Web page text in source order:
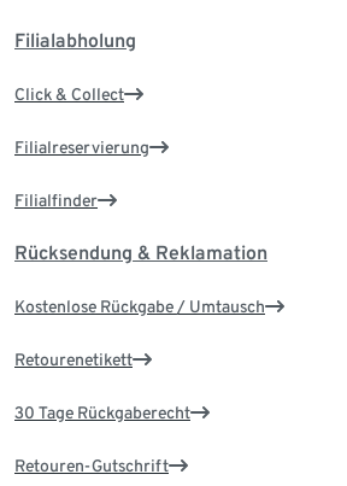
Filialabholung
Click & Collect
Filialreservierung
Filialfinder
Rücksendung & Reklamation
Kostenlose Rückgabe / Umtausch
Retourenetikett
30 Tage Rückgaberecht
Retouren-Gutschrift